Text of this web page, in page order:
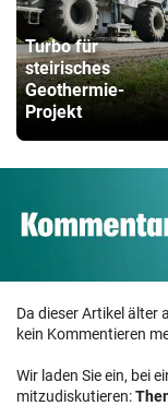
Turbo für
steirisches
Geothermie-
Projekt
Da dieser Artikel älter
kein Kommentieren
Wir laden Sie ein, bei
mitzudiskutieren: